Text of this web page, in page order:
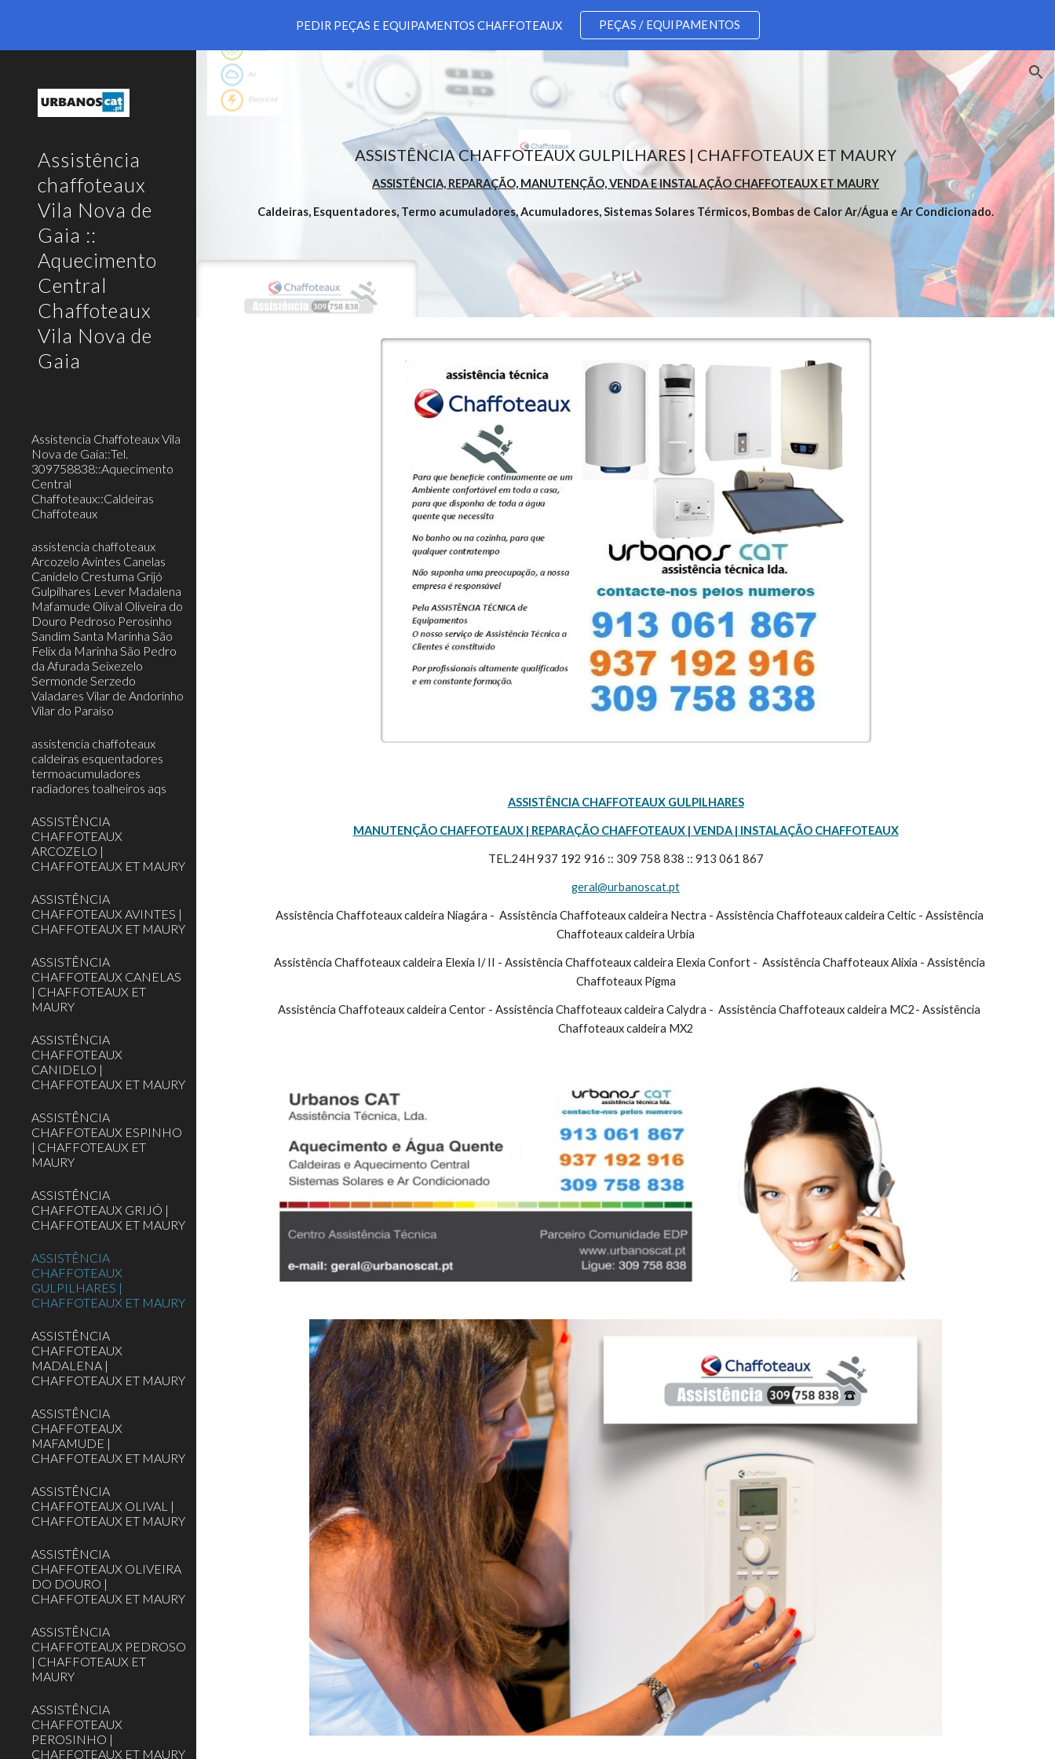
Skip to main content Skip to navigation
PEDIR PEÇAS E EQUIPAMENTOS CHAFFOTEAUX PEÇAS / EQUIPAMENTOS
Assistência
chaffoteaux
Vila Nova de
Gaia ::
Aquecimento
Central
Chaffoteaux
Vila Nova de
Gaia
Assistencia Chaffoteaux Vila
Nova de Gaia::Tel.
309758838::Aquecimento
Central
Chaffoteaux::Caldeiras
Chaffoteaux
assistencia chaffoteaux
Arcozelo Avintes Canelas
Canidelo Crestuma Grijó
Gulpilhares Lever Madalena
Mafamude Olival Oliveira do
Douro Pedroso Perosinho
Sandim Santa Marinha São
Felix da Marinha São Pedro
da Afurada Seixezelo
Sermonde Serzedo
Valadares Vilar de Andorinho
Vilar do Paraíso
assistencia chaffoteaux
caldeiras esquentadores
termoacumuladores
radiadores toalheiros aqs
ASSISTÊNCIA
CHAFFOTEAUX
ARCOZELO |
CHAFFOTEAUX ET MAURY
ASSISTÊNCIA
CHAFFOTEAUX AVINTES |
CHAFFOTEAUX ET MAURY
ASSISTÊNCIA
CHAFFOTEAUX CANELAS
| CHAFFOTEAUX ET
MAURY
ASSISTÊNCIA
CHAFFOTEAUX
CANIDELO |
CHAFFOTEAUX ET MAURY
ASSISTÊNCIA
CHAFFOTEAUX ESPINHO
| CHAFFOTEAUX ET
MAURY
ASSISTÊNCIA
CHAFFOTEAUX GRIJÓ |
CHAFFOTEAUX ET MAURY
ASSISTÊNCIA
CHAFFOTEAUX
GULPILHARES |
CHAFFOTEAUX ET MAURY
ASSISTÊNCIA
CHAFFOTEAUX
MADALENA |
CHAFFOTEAUX ET MAURY
ASSISTÊNCIA
CHAFFOTEAUX
MAFAMUDE |
CHAFFOTEAUX ET MAURY
ASSISTÊNCIA
CHAFFOTEAUX OLIVAL |
CHAFFOTEAUX ET MAURY
ASSISTÊNCIA
CHAFFOTEAUX OLIVEIRA
DO DOURO |
CHAFFOTEAUX ET MAURY
ASSISTÊNCIA
CHAFFOTEAUX PEDROSO
| CHAFFOTEAUX ET
MAURY
ASSISTÊNCIA
CHAFFOTEAUX
PEROSINHO |
CHAFFOTEAUX ET MAURY
ASSISTÊNCIA CHAFFOTEAUX GULPILHARES | CHAFFOTEAUX ET MAURY
ASSISTÊNCIA, REPARAÇÃO, MANUTENÇÃO, VENDA E INSTALAÇÃO CHAFFOTEAUX ET MAURY
Caldeiras, Esquentadores, Termo acumuladores, Acumuladores, Sistemas Solares Térmicos, Bombas de Calor Ar/Água e Ar Condicionado.
ASSISTÊNCIA CHAFFOTEAUX GULPILHARES
MANUTENÇÃO CHAFFOTEAUX | REPARAÇÃO CHAFFOTEAUX | VENDA | INSTALAÇÃO CHAFFOTEAUX
TEL.24H 937 192 916 :: 309 758 838 :: 913 061 867
geral@urbanoscat.pt
Chaffoteaux caldeira Urbia
Chaffoteaux Pigma
Chaffoteaux caldeira MX2